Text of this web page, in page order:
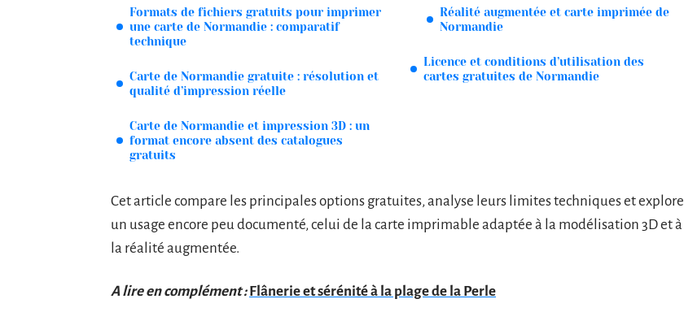
Formats de fichiers gratuits pour imprimer
une carte de Normandie : comparatif
technique
Carte de Normandie gratuite : résolution et
qualité d’impression réelle
Carte de Normandie et impression 3D : un
format encore absent des catalogues
gratuits
Réalité augmentée et carte imprimée de
Normandie
Licence et conditions d’utilisation des
cartes gratuites de Normandie
Cet article compare les principales options gratuites, analyse leurs limites techniques et explore
un usage encore peu documenté, celui de la carte imprimable adaptée à la modélisation 3D et à
la réalité augmentée.
A lire en complément : Flânerie et sérénité à la plage de la Perle